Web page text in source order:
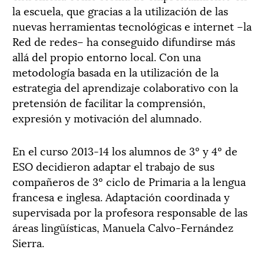
la escuela, que gracias a la utilización de las
nuevas herramientas tecnológicas e internet –la
Red de redes– ha conseguido difundirse más
allá del propio entorno local. Con una
metodología basada en la utilización de la
estrategia del aprendizaje colaborativo con la
pretensión de facilitar la comprensión,
expresión y motivación del alumnado.
En el curso 2013-14 los alumnos de 3º y 4º de
ESO decidieron adaptar el trabajo de sus
compañeros de 3º ciclo de Primaria a la lengua
francesa e inglesa. Adaptación coordinada y
supervisada por la profesora responsable de las
áreas lingüísticas, Manuela Calvo-Fernández
Sierra.